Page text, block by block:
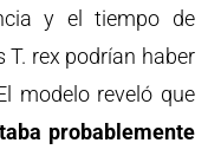
y el tiempo de
rex podrían haber
modelo reveló que
probablemente